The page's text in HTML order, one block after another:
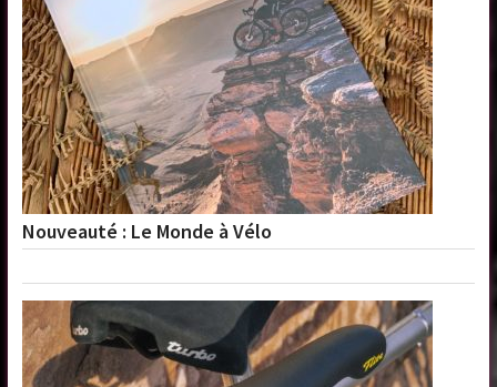
Nouveauté : Le Monde à Vélo